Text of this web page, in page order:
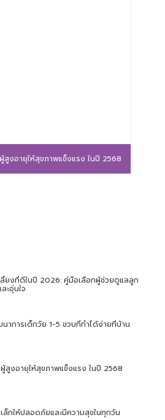
สูงอายุให้สุขภาพแข็งแรง ในปี 2568
งที่ดีในปี 2026: คู่มือเลือกผู้ช่วยดูแลลูก
ะอุ่นใจ
าการเด็กวัย 1-5 ขวบที่ทำได้ง่ายที่บ้าน
สูงอายุให้สุขภาพแข็งแรง ในปี 2568
ล็กให้ปลอดภัยและมีความสุขในทุกวัน